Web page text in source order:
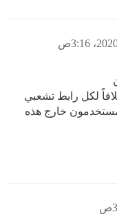
لكل رابط تشعبي
خارج هذه